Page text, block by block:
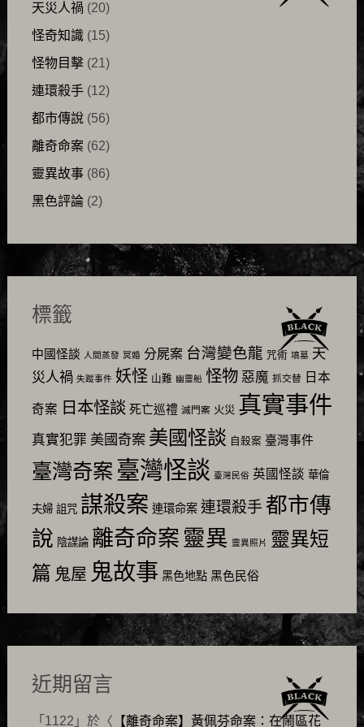
天災人禍 (20)
怪奇知識(15)
怪物目擊(21)
連環殺手(12)
都市傳說(56)
離奇命案(62)
靈異故事(86)
黑色評論(2)
標籤
中國怪談 人間蒸發 冥婚 分屍案 台灣變色龍 咒術 墳墓 天
災人禍 失蹤事件 妖怪 山難 幽靈船 怪物 惡魔 抓交替 日本
奇案 日本怪談 死亡巡禮 滅門案 火災 真實事件
真實犯罪 美國奇案 美國怪談 自殺案 臺灣事件
臺灣奇案 臺灣怪談 臺灣民俗 英國怪談 華倫
夫婦 詛咒 謀殺案 連環命案 連環殺手 都市傳
說 陰謀論 離奇命案 靈異 靈異照片 靈異短
篇 鬼屋 鬼故事 黑色地點 黑色民俗
近期留言
「 1122 」於〈 【離奇命案】黃佩芬命案：在鬧區花